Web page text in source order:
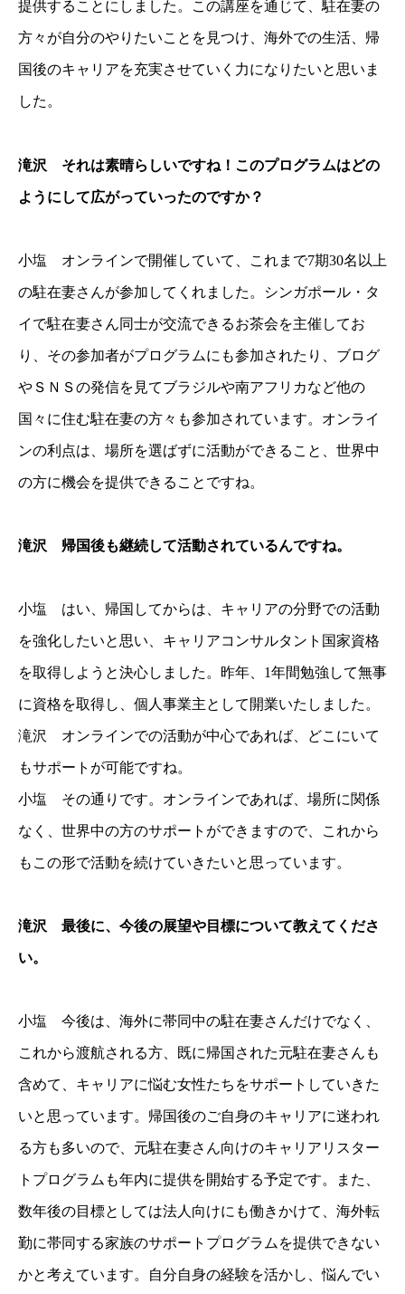
提供することにしました。この講座を通じて、駐在妻の
方々が自分のやりたいことを見つけ、海外での生活、帰
国後のキャリアを充実させていく力になりたいと思いま
した。
滝沢 それは素晴らしいですね！このプログラムはどの
ようにして広がっていったのですか？
小塩 オンラインで開催していて、これまで7期30名以上
の駐在妻さんが参加してくれました。シンガポール・タ
イで駐在妻さん同士が交流できるお茶会を主催してお
り、その参加者がプログラムにも参加されたり、ブログ
やＳＮＳの発信を見てブラジルや南アフリカなど他の
国々に住む駐在妻の方々も参加されています。オンライ
ンの利点は、場所を選ばずに活動ができること、世界中
の方に機会を提供できることですね。
滝沢 帰国後も継続して活動されているんですね。
小塩 はい、帰国してからは、キャリアの分野での活動
を強化したいと思い、キャリアコンサルタント国家資格
を取得しようと決心しました。昨年、1年間勉強して無事
に資格を取得し、個人事業主として開業いたしました。
滝沢 オンラインでの活動が中心であれば、どこにいて
もサポートが可能ですね。
小塩 その通りです。オンラインであれば、場所に関係
なく、世界中の方のサポートができますので、これから
もこの形で活動を続けていきたいと思っています。
滝沢 最後に、今後の展望や目標について教えてくださ
い。
小塩 今後は、海外に帯同中の駐在妻さんだけでなく、
これから渡航される方、既に帰国された元駐在妻さんも
含めて、キャリアに悩む女性たちをサポートしていきた
いと思っています。帰国後のご自身のキャリアに迷われ
る方も多いので、元駐在妻さん向けのキャリアリスター
トプログラムも年内に提供を開始する予定です。また、
数年後の目標としては法人向けにも働きかけて、海外転
勤に帯同する家族のサポートプログラムを提供できない
かと考えています。自分自身の経験を活かし、悩んでい